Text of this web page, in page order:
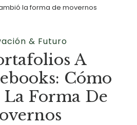
la forma de movernos
& Futuro
A
Cómo
Forma De